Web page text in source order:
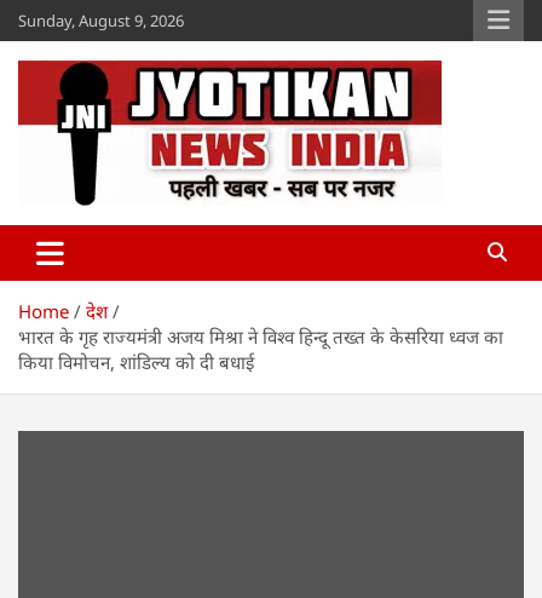
Skip
to
content
Sunday, August 9, 2026
Jyotikan
Home
देश
भारत के गृह राज्यमंत्री अजय मिश्रा ने विश्व हिन्दू तख्त के केसरिया ध्वज का
किया विमोचन, शांडिल्य को दी बधाई